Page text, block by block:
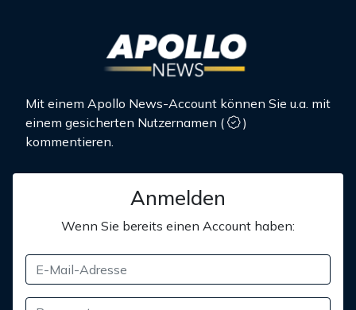
Mit einem Apollo News-Account können Sie u.a. mit
einem gesicherten Nutzernamen (
)
kommentieren.
Anmelden
Wenn Sie bereits einen Account haben: